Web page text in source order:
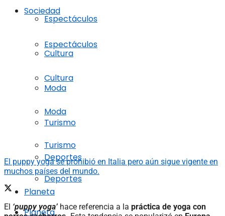
Espectáculos
Cultura
Moda
Turismo
Deportes
Planeta
Sociedad
Espectáculos
Cultura
Moda
Turismo
Deportes
Planeta
El puppy yoga se prohibió en Italia pero aún sigue vigente en
muchos países del mundo.
El ‘puppy yoga’ hace referencia a la práctica de yoga con